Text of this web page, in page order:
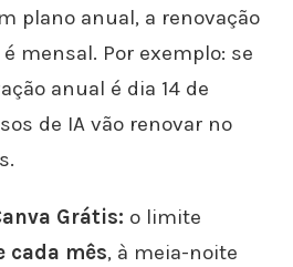
plano anual, a renovação
mensal. Por exemplo: se
anual é dia 14 de
de IA vão renovar no
Grátis: o limite
cada mês, à meia-noite